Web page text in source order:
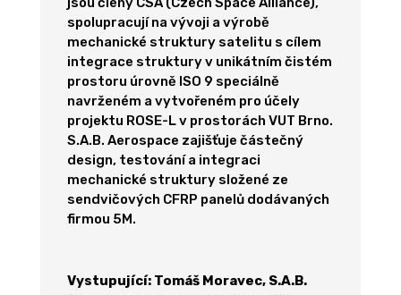
spolupracují na vývoji a výrobě
mechanické struktury satelitu s cílem
integrace struktury v unikátním čistém
prostoru úrovně ISO 9 speciálně
navrženém a vytvořeném pro účely
projektu ROSE-L v prostorách VUT Brno.
S.A.B. Aerospace zajišťuje částečný
design, testování a integraci
mechanické struktury složené ze
sendvičových CFRP panelů dodávaných
firmou 5M.
Vystupující: Tomáš Moravec, S.A.B.